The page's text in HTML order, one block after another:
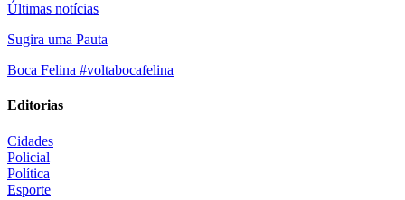
Últimas notícias
Sugira uma Pauta
Boca Felina #voltabocafelina
Editorias
Cidades
Policial
Política
Esporte